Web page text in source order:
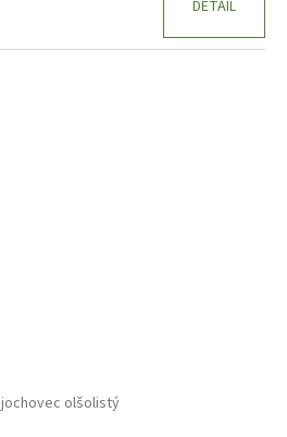
DETAIL
jochovec olšolistý